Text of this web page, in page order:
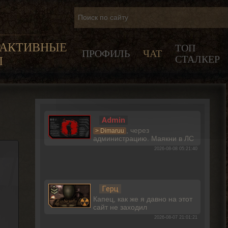
ПРОФИЛЬ ЧАТ
ТОП
СТАЛКЕР
Admin
> Dimaruu , через
администрацию. Маякни в ЛС
2026-08-08 05:21:40
Герц
Капец, как же я давно на этот
сайт не заходил
2026-08-07 21:01:21